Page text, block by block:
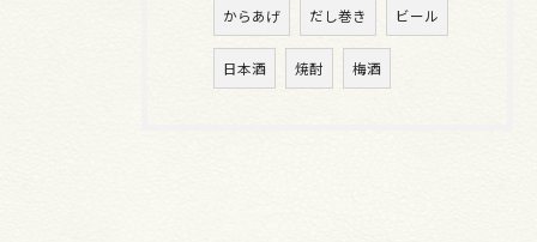
からあげ だし巻き ビール
日本酒 焼酎 梅酒